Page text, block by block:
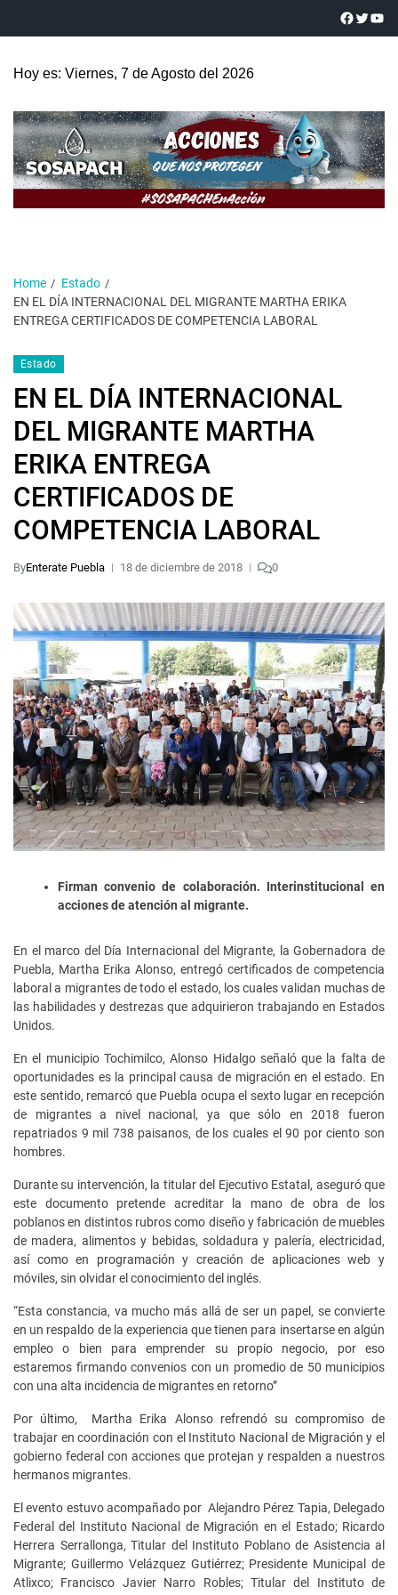
Hoy es: Viernes, 7 de Agosto del 2026
Home
Estado
EN EL DÍA INTERNACIONAL DEL MIGRANTE MARTHA ERIKA
ENTREGA CERTIFICADOS DE COMPETENCIA LABORAL
Estado
EN EL DÍA INTERNACIONAL
DEL MIGRANTE MARTHA
ERIKA ENTREGA
CERTIFICADOS DE
COMPETENCIA LABORAL
ByEnterate Puebla 18 de diciembre de 2018 0
Firman convenio de colaboración. Interinstitucional en
acciones de atención al migrante.
En el marco del Día Internacional del Migrante, la Gobernadora de
Puebla, Martha Erika Alonso, entregó certificados de competencia
laboral a migrantes de todo el estado, los cuales validan muchas de
las habilidades y destrezas que adquirieron trabajando en Estados
Unidos.
En el municipio Tochimilco, Alonso Hidalgo señaló que la falta de
oportunidades es la principal causa de migración en el estado. En
este sentido, remarcó que Puebla ocupa el sexto lugar en recepción
de migrantes a nivel nacional, ya que sólo en 2018 fueron
repatriados 9 mil 738 paisanos, de los cuales el 90 por ciento son
hombres.
Durante su intervención, la titular del Ejecutivo Estatal, aseguró que
este documento pretende acreditar la mano de obra de los
poblanos en distintos rubros como diseño y fabricación de muebles
de madera, alimentos y bebidas, soldadura y palería, electricidad,
así como en programación y creación de aplicaciones web y
móviles, sin olvidar el conocimiento del inglés.
“Esta constancia, va mucho más allá de ser un papel, se convierte
en un respaldo de la experiencia que tienen para insertarse en algún
empleo o bien para emprender su propio negocio, por eso
estaremos firmando convenios con un promedio de 50 municipios
con una alta incidencia de migrantes en retorno”
Por último, Martha Erika Alonso refrendó su compromiso de
trabajar en coordinación con el Instituto Nacional de Migración y el
gobierno federal con acciones que protejan y respalden a nuestros
hermanos migrantes.
El evento estuvo acompañado por Alejandro Pérez Tapia, Delegado
Federal del Instituto Nacional de Migración en el Estado; Ricardo
Herrera Serrallonga, Titular del Instituto Poblano de Asistencia al
Migrante; Guillermo Velázquez Gutiérrez; Presidente Municipal de
Atlixco; Francisco Javier Narro Robles; Titular del Instituto de